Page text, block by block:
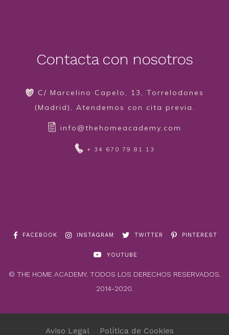
Contacta con nosotros
C/ Marcelino Capelo, 13, Torrelodones
(Madrid), Atendemos con cita previa.
info@thehomeacademy.com
+ 34 670 79 81 13
FACEBOOK INSTAGRAM TWITTER PINTEREST
YOUTUBE
© THE HOME ACADEMY. TODOS LOS DERECHOS RESERVADOS.
2014-2020.
Aviso Legal Política de Cookies